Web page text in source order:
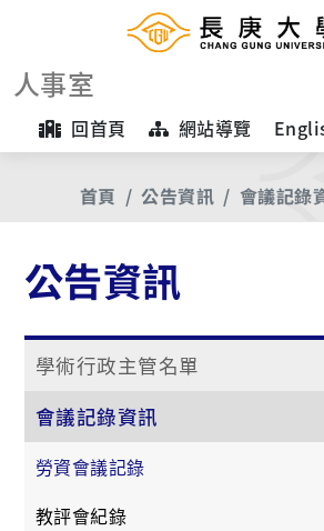
人事室
回首頁 網站導覽
首頁 公告資訊 會議記錄
公告資訊
學術行政主管名單
會議記錄資訊
勞資會議記錄
教評會紀錄